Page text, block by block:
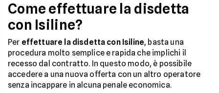
Come effettuare la disdetta
con Isiline?
Per effettuare la disdetta con Isiline, basta una
procedura molto semplice e rapida che implichi il
recesso dal contratto. In questo modo, è possibile
accedere a una nuova offerta con un altro operatore
senza incappare in alcuna penale economica.